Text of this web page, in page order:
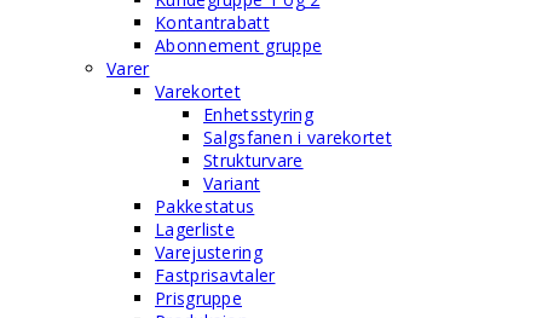
Kontantrabatt
Abonnement gruppe
Varer
Varekortet
Enhetsstyring
Salgsfanen i varekortet
Strukturvare
Variant
Pakkestatus
Lagerliste
Varejustering
Fastprisavtaler
Prisgruppe